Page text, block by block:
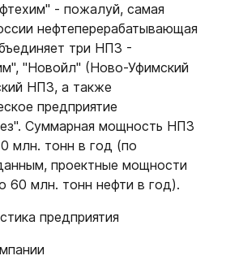
- пожалуй, самая
нефтеперерабатывающая
три НПЗ -
"Новойл" (Ново-Уфимский
НПЗ, а также
предприятие
Суммарная мощность НПЗ
млн. тонн в год (по
проектные мощности
60 млн. тонн нефти в год).
предприятия